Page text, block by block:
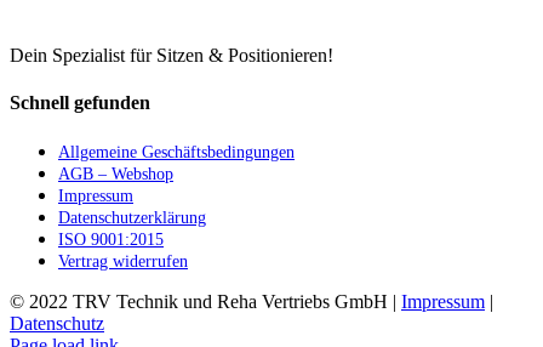
Dein Spezialist für Sitzen & Positionieren!
Schnell gefunden
Allgemeine Geschäftsbedingungen
AGB – Webshop
Impressum
Datenschutzerklärung
ISO 9001:2015
Vertrag widerrufen
© 2022 TRV Technik und Reha Vertriebs GmbH | Impressum |
Datenschutz